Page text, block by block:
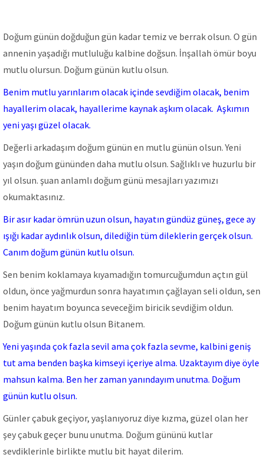
Doğum günün doğduğun gün kadar temiz ve berrak olsun. O gün
annenin yaşadığı mutluluğu kalbine doğsun. İnşallah ömür boyu
mutlu olursun. Doğum günün kutlu olsun.
Benim mutlu yarınlarım olacak içinde sevdiğim olacak, benim
hayallerim olacak, hayallerime kaynak aşkım olacak. Aşkımın
yeni yaşı güzel olacak.
Değerli arkadaşım doğum günün en mutlu günün olsun. Yeni
yaşın doğum gününden daha mutlu olsun. Sağlıklı ve huzurlu bir
yıl olsun. şuan anlamlı doğum günü mesajları yazımızı
okumaktasınız.
Bir asır kadar ömrün uzun olsun, hayatın gündüz güneş, gece ay
ışığı kadar aydınlık olsun, dilediğin tüm dileklerin gerçek olsun.
Canım doğum günün kutlu olsun.
Sen benim koklamaya kıyamadığın tomurcuğumdun açtın gül
oldun, önce yağmurdun sonra hayatımın çağlayan seli oldun, sen
benim hayatım boyunca seveceğim biricik sevdiğim oldun.
Doğum günün kutlu olsun Bitanem.
Yeni yaşında çok fazla sevil ama çok fazla sevme, kalbini geniş
tut ama benden başka kimseyi içeriye alma. Uzaktayım diye öyle
mahsun kalma. Ben her zaman yanındayım unutma. Doğum
günün kutlu olsun.
Günler çabuk geçiyor, yaşlanıyoruz diye kızma, güzel olan her
şey çabuk geçer bunu unutma. Doğum gününü kutlar
sevdiklerinle birlikte mutlu bit hayat dilerim.